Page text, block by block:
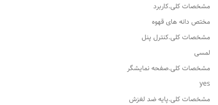
مشخصات کلی.کاربرد
مختص دانه های قهوه
مشخصات کلی.کنترل پنل
لمسی
مشخصات کلی.صفحه نمایشگر
yes
مشخصات کلی.پایه ضد لغزش